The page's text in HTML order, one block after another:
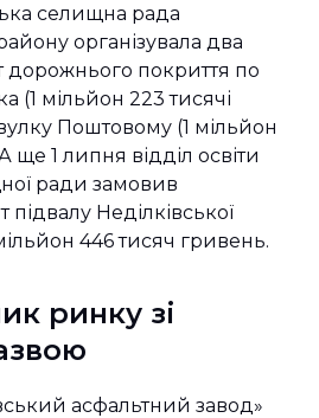
селищна рада
організувала два
дорожнього покриття по
(1 мільйон 223 тисячі
Поштовому (1 мільйон
ще 1 липня відділ освіти
ради замовив
Неділківської
446 тисяч гривень.
ринку зі
асфальтний завод»